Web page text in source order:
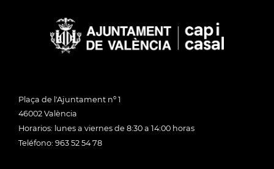
Plaça de l'Ajuntament nº 1
46002 València
Horarios: lunes a viernes de 8:30 a 14:00 horas
Teléfono: 963 52 54 78